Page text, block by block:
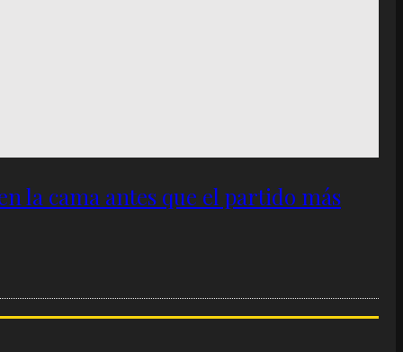
la cama antes que el partido más